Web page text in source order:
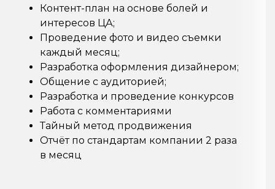
Контент-план на основе болей и
интересов ЦА;
Проведение фото и видео съемки
каждый месяц;
Разработка оформления дизайнером;
Общение с аудиторией;
Разработка и проведение конкурсов
Работа с комментариями
Тайный метод продвижения
Отчёт по стандартам компании 2 раза
в месяц